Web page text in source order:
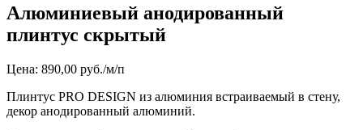
Алюминиевый анодированный
плинтус скрытый
Цена: 890,00 руб./м/п
Плинтус PRO DESIGN из алюминия встраиваемый в стену,
декор анодированный алюминий.